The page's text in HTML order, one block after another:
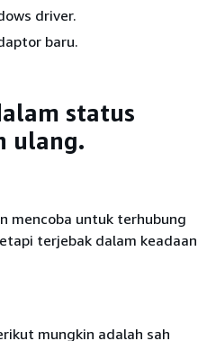
driver.
baru.
status
ulang.
mencoba untuk terhubung
terjebak dalam keadaan
mungkin adalah sah